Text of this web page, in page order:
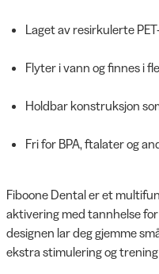
Laget av resirkulerte
Flyter i vann og finnes i
Holdbar konstruksjon
Fri for BPA, ftalater og
Fiboone Dental er et
aktivering med tannhelse
designen lar deg gjemme
ekstra stimulering og